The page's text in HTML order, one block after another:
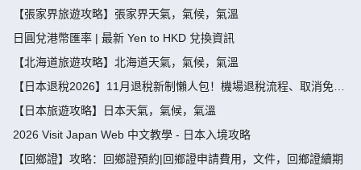
【張家界旅遊攻略】張家界天氣，氣候，氣溫
日圓兌港幣匯率 | 最新 Yen to HKD 兌換資訊
【北海道旅遊攻略】北海道天氣，氣候，氣溫
【日本退稅2026】11月退稅新制懶人包！機場退稅流程、取消免稅
袋及限額全攻略 - 永安旅遊
【日本旅遊攻略】日本天氣，氣候，氣溫
2026 Visit Japan Web 中文教學 - 日本入境攻略
【回鄉證】攻略：回鄉證預約|回鄉證申請費用，文件，回鄉證續期